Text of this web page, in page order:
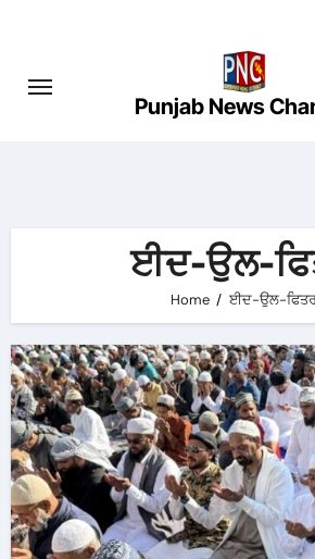
content
Punjab News
ਈਦ-ਉਲ-
Home ਈਦ-ਉਲ-